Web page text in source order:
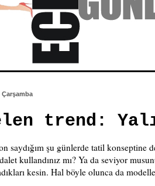
Çarşamba
trend:
saydığım şu günlerde tatil konseptine
kullandınız mı? Ya da seviyor
kesin. Hal böyle olunca da